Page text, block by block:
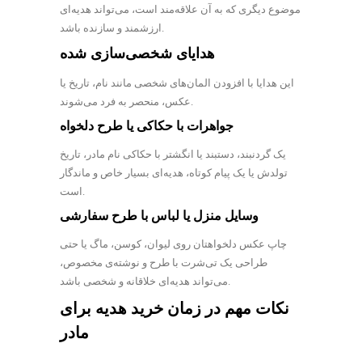
موضوع دیگری که به آن علاقه‌مند است، می‌تواند هدیه‌ای
ارزشمند و سازنده باشد.
هدایای شخصی‌سازی شده
این هدایا با افزودن المان‌های شخصی مانند نام، تاریخ یا
عکس، منحصر به فرد می‌شوند.
جواهرات با حکاکی یا طرح دلخواه
یک گردنبند، دستبند یا انگشتر با حکاکی نام مادر، تاریخ
تولدش یا یک پیام کوتاه، هدیه‌ای بسیار خاص و ماندگار
است.
وسایل منزل یا لباس با طرح سفارشی
چاپ عکس دلخواهتان روی لیوان، کوسن، ماگ یا حتی
طراحی یک تی‌شرت با طرح و نوشته‌ی مخصوص،
می‌تواند هدیه‌ای خلاقانه و شخصی باشد.
نکات مهم در زمان خرید هدیه برای
مادر